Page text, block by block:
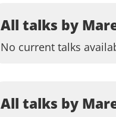
All talks by
No current talks
All talks by